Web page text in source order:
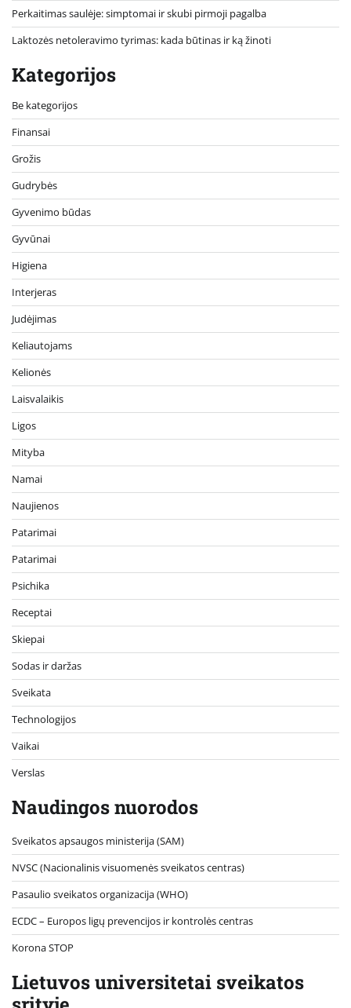
Perkaitimas saulėje: simptomai ir skubi pirmoji pagalba
Laktozės netoleravimo tyrimas: kada būtinas ir ką žinoti
Kategorijos
Be kategorijos
Finansai
Grožis
Gudrybės
Gyvenimo būdas
Gyvūnai
Higiena
Interjeras
Judėjimas
Keliautojams
Kelionės
Laisvalaikis
Ligos
Mityba
Namai
Naujienos
Patarimai
Patarimai
Psichika
Receptai
Skiepai
Sodas ir daržas
Sveikata
Technologijos
Vaikai
Verslas
Naudingos nuorodos
Sveikatos apsaugos ministerija (SAM)
NVSC (Nacionalinis visuomenės sveikatos centras)
Pasaulio sveikatos organizacija (WHO)
ECDC – Europos ligų prevencijos ir kontrolės centras
Korona STOP
Lietuvos universitetai sveikatos